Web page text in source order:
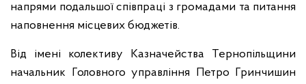
напрями подальшої співпраці з громадами та питання
наповнення місцевих бюджетів.
Від імені колективу Казначейства Тернопільщини
начальник Головного управління Петро Гринчишин